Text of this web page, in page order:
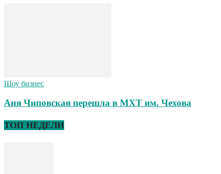
Шоу бизнес
Аня Чиповская перешла в МХТ им. Чехова
ТОП НЕДЕЛИ